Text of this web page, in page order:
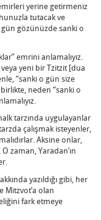
Olacak
yerine getirmeniz
tutacak ve
gün gözünüzde sanki o
emrini anlamalıyız.
yeni bir Tzitzit [dua
“sanki o gün size
neden “sanki o
tarzında uygulayanlar
çalışmak isteyenler,
Aksine onlar,
zaman, Yaradan’ın
yazıldığı gibi, her
Mitzvot’a olan
fark etmeye